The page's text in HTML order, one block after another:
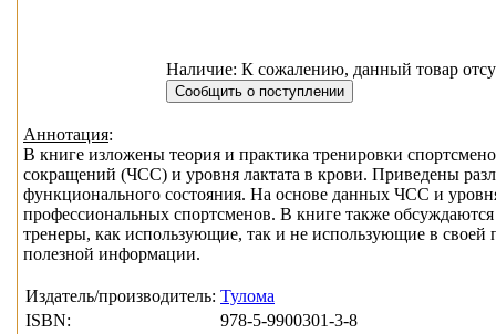
Наличие: К сожалению, данный товар
Аннотация:
В книге изложены теория и практика тренировки
сокращений (ЧСС) и уровня лактата в крови. Приведены
функционального состояния. На основе данных ЧСС и
профессиональных спортсменов. В книге также
тренеры, как использующие, так и не использующие в своей
полезной информации.
Издатель/производитель: Тулома
ISBN:
978-5-9900301-3-8